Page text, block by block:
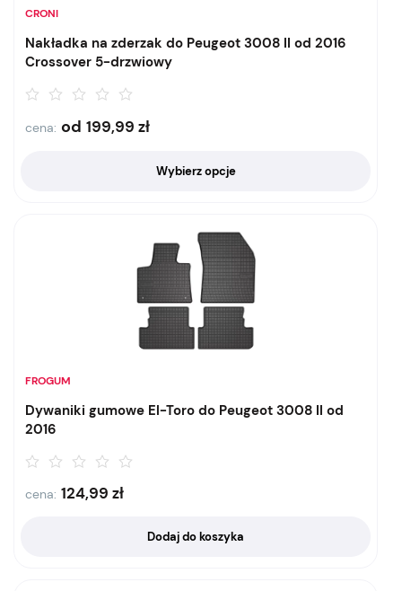
CRONI
Nakładka na zderzak do Peugeot 3008 II od 2016
Crossover 5-drzwiowy
cena: od 199,99 zł
Wybierz opcje
FROGUM
Dywaniki gumowe El-Toro do Peugeot 3008 II od
2016
cena: 124,99 zł
Dodaj do koszyka